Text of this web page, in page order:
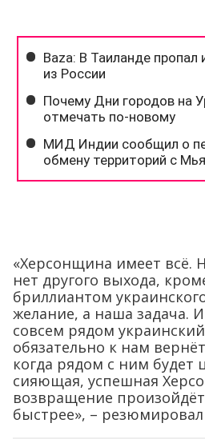
«Херсонщина имеет всё.
нет другого выхода,
бриллиантом
желание, а наша задача.
совсем рядом
обязательно к нам
когда рядом с ним будет
сияющая, успешная
возвращение
быстрее», –